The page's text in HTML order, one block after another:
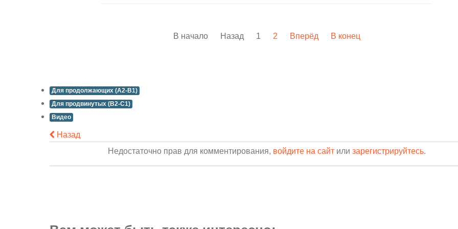
В начало Назад 1 2 Вперёд В конец
Для продолжающих (A2-B1)
Для продвинутых (B2-C1)
Видео
Назад
Недостаточно прав для комментирования, войдите на сайт или зарегистрируйтесь.